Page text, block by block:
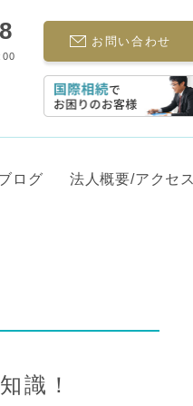
お問い合わせ
ログ 法人概要/アクセス
識！